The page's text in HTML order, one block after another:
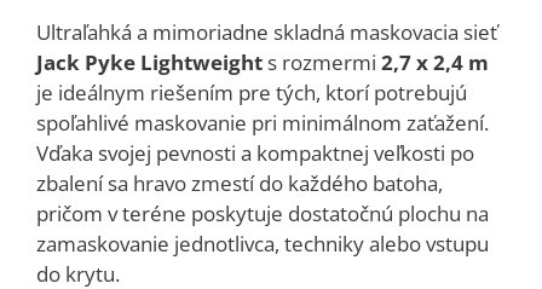
Ultraľahká a mimoriadne skladná maskovacia sieť
Jack Pyke Lightweight s rozmermi 2,7 x 2,4 m
je ideálnym riešením pre tých, ktorí potrebujú
spoľahlivé maskovanie pri minimálnom zaťažení.
Vďaka svojej pevnosti a kompaktnej veľkosti po
zbalení sa hravo zmestí do každého batoha,
pričom v teréne poskytuje dostatočnú plochu na
zamaskovanie jednotlivca, techniky alebo vstupu
do krytu.